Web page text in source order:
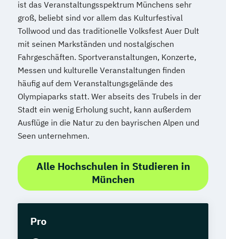
ist das Veranstaltungsspektrum Münchens sehr
groß, beliebt sind vor allem das Kulturfestival
Tollwood und das traditionelle Volksfest Auer Dult
mit seinen Markständen und nostalgischen
Fahrgeschäften. Sportveranstaltungen, Konzerte,
Messen und kulturelle Veranstaltungen finden
häufig auf dem Veranstaltungsgelände des
Olympiaparks statt. Wer abseits des Trubels in der
Stadt ein wenig Erholung sucht, kann außerdem
Ausflüge in die Natur zu den bayrischen Alpen und
Seen unternehmen.
Alle Hochschulen in Studieren in
München
Pro